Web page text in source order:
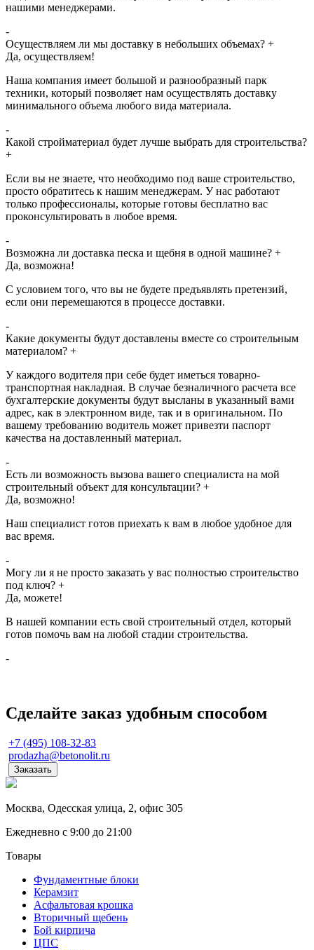
нашими менеджерами.
-
Осуществляем ли мы доставку в небольших объемах? +
Да, осуществляем!
Наша компания имеет большой и разнообразный парк
техники, который позволяет нам осуществлять доставку
минимального объема любого вида материала.
-
Какой стройматериал будет лучше выбрать для строительства?
+
Если вы не знаете, что необходимо под ваше строительство,
просто обратитесь к нашим менеджерам. У нас работают
только профессионалы, которые готовы бесплатно вас
проконсультировать в любое время.
-
Возможна ли доставка песка и щебня в одной машине? +
Да, возможна!
С условием того, что вы не будете предъявлять претензий,
если они перемешаются в процессе доставки.
-
Какие документы будут доставлены вместе со строительным
материалом? +
У каждого водителя при себе будет иметься товарно-
транспортная накладная. В случае безналичного расчета все
бухгалтерские документы будут высланы в указанный вами
адрес, как в электронном виде, так и в оригинальном. По
вашему требованию водитель может привезти паспорт
качества на доставленный материал.
-
Есть ли возможность вызова вашего специалиста на мой
строительный объект для консультации? +
Да, возможно!
Наш специалист готов приехать к вам в любое удобное для
вас время.
-
Могу ли я не просто заказать у вас полностью строительство
под ключ? +
Да, можете!
В нашей компании есть свой строительный отдел, который
готов помочь вам на любой стадии строительства.
-
Сделайте заказ удобным способом
+7 (495) 108-32-83
prodazha@betonolit.ru
Заказать
Москва, Одесская улица, 2, офис 305
Ежедневно с 9:00 до 21:00
Товары
Фундаментные блоки
Керамзит
Асфальтовая крошка
Вторичный щебень
Бой кирпича
ЦПС